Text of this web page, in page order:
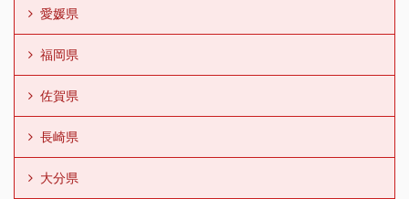
愛媛県
福岡県
佐賀県
長崎県
大分県